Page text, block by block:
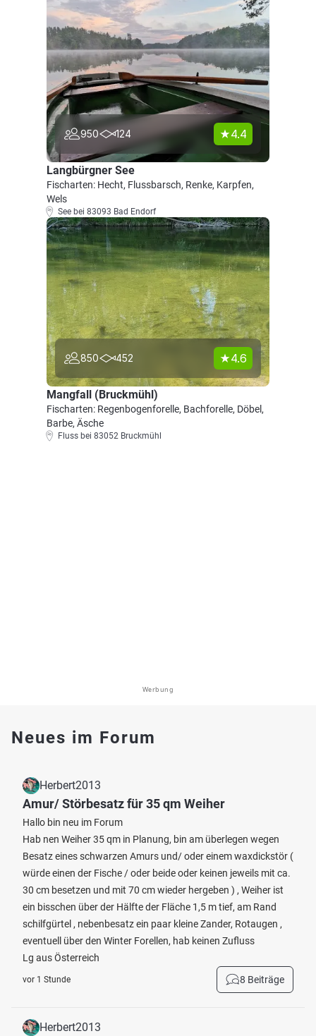
950 124 4.4
Langbürgner See
Fischarten: Hecht, Flussbarsch, Renke, Karpfen,
Wels
See bei 83093 Bad Endorf
850 452 4.6
Mangfall (Bruckmühl)
Fischarten: Regenbogenforelle, Bachforelle, Döbel,
Barbe, Äsche
Fluss bei 83052 Bruckmühl
Werbung
Neues im Forum
Herbert2013
Amur/ Störbesatz für 35 qm Weiher
Hallo bin neu im Forum
Hab nen Weiher 35 qm in Planung, bin am überlegen wegen
Besatz eines schwarzen Amurs und/ oder einem waxdickstör (
würde einen der Fische / oder beide oder keinen jeweils mit ca.
30 cm besetzen und mit 70 cm wieder hergeben ) , Weiher ist
ein bisschen über der Hälfte der Fläche 1,5 m tief, am Rand
schilfgürtel , nebenbesatz ein paar kleine Zander, Rotaugen ,
eventuell über den Winter Forellen, hab keinen Zufluss
Lg aus Österreich
vor 1 Stunde 8 Beiträge
Herbert2013